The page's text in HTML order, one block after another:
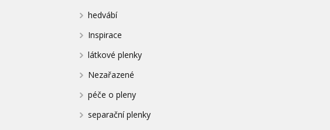
hedvábí
Inspirace
látkové plenky
Nezařazené
péče o pleny
separační plenky